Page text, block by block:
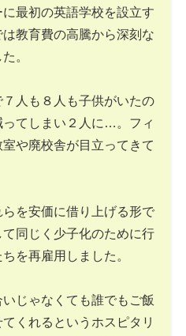
最初の英語学校を設立す
教育費の高騰から深刻な
。
人も８人も子供がいたの
てしまい２人に…。フィ
や廃校舎が目立ってきて
を安価に借り上げる形で
同じく少子化のために行
を再雇用しました。
じゃなくても誰でもご飯
くれるというホスピタリ